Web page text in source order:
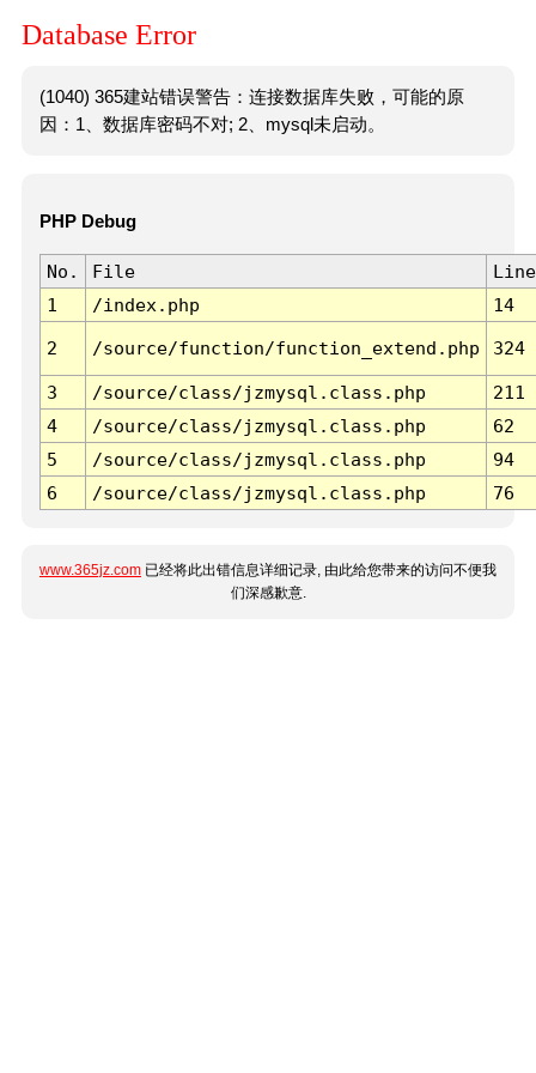
Database Error
(1040) 365建站错误警告：连接数据库失败，可能的原
因：1、数据库密码不对; 2、mysql未启动。
PHP Debug
No. File
Line
1
/index.php 14
2 /source/function/function_extend.php 324
3 /source/class/jzmysql.class.php
211
4
/source/class/jzmysql.class.php
62
5
/source/class/jzmysql.class.php
94
6
/source/class/jzmysql.class.php 76
www.365jz.com 已经将此出错信息详细记录, 由此给您带来的访问不便我
们深感歉意.